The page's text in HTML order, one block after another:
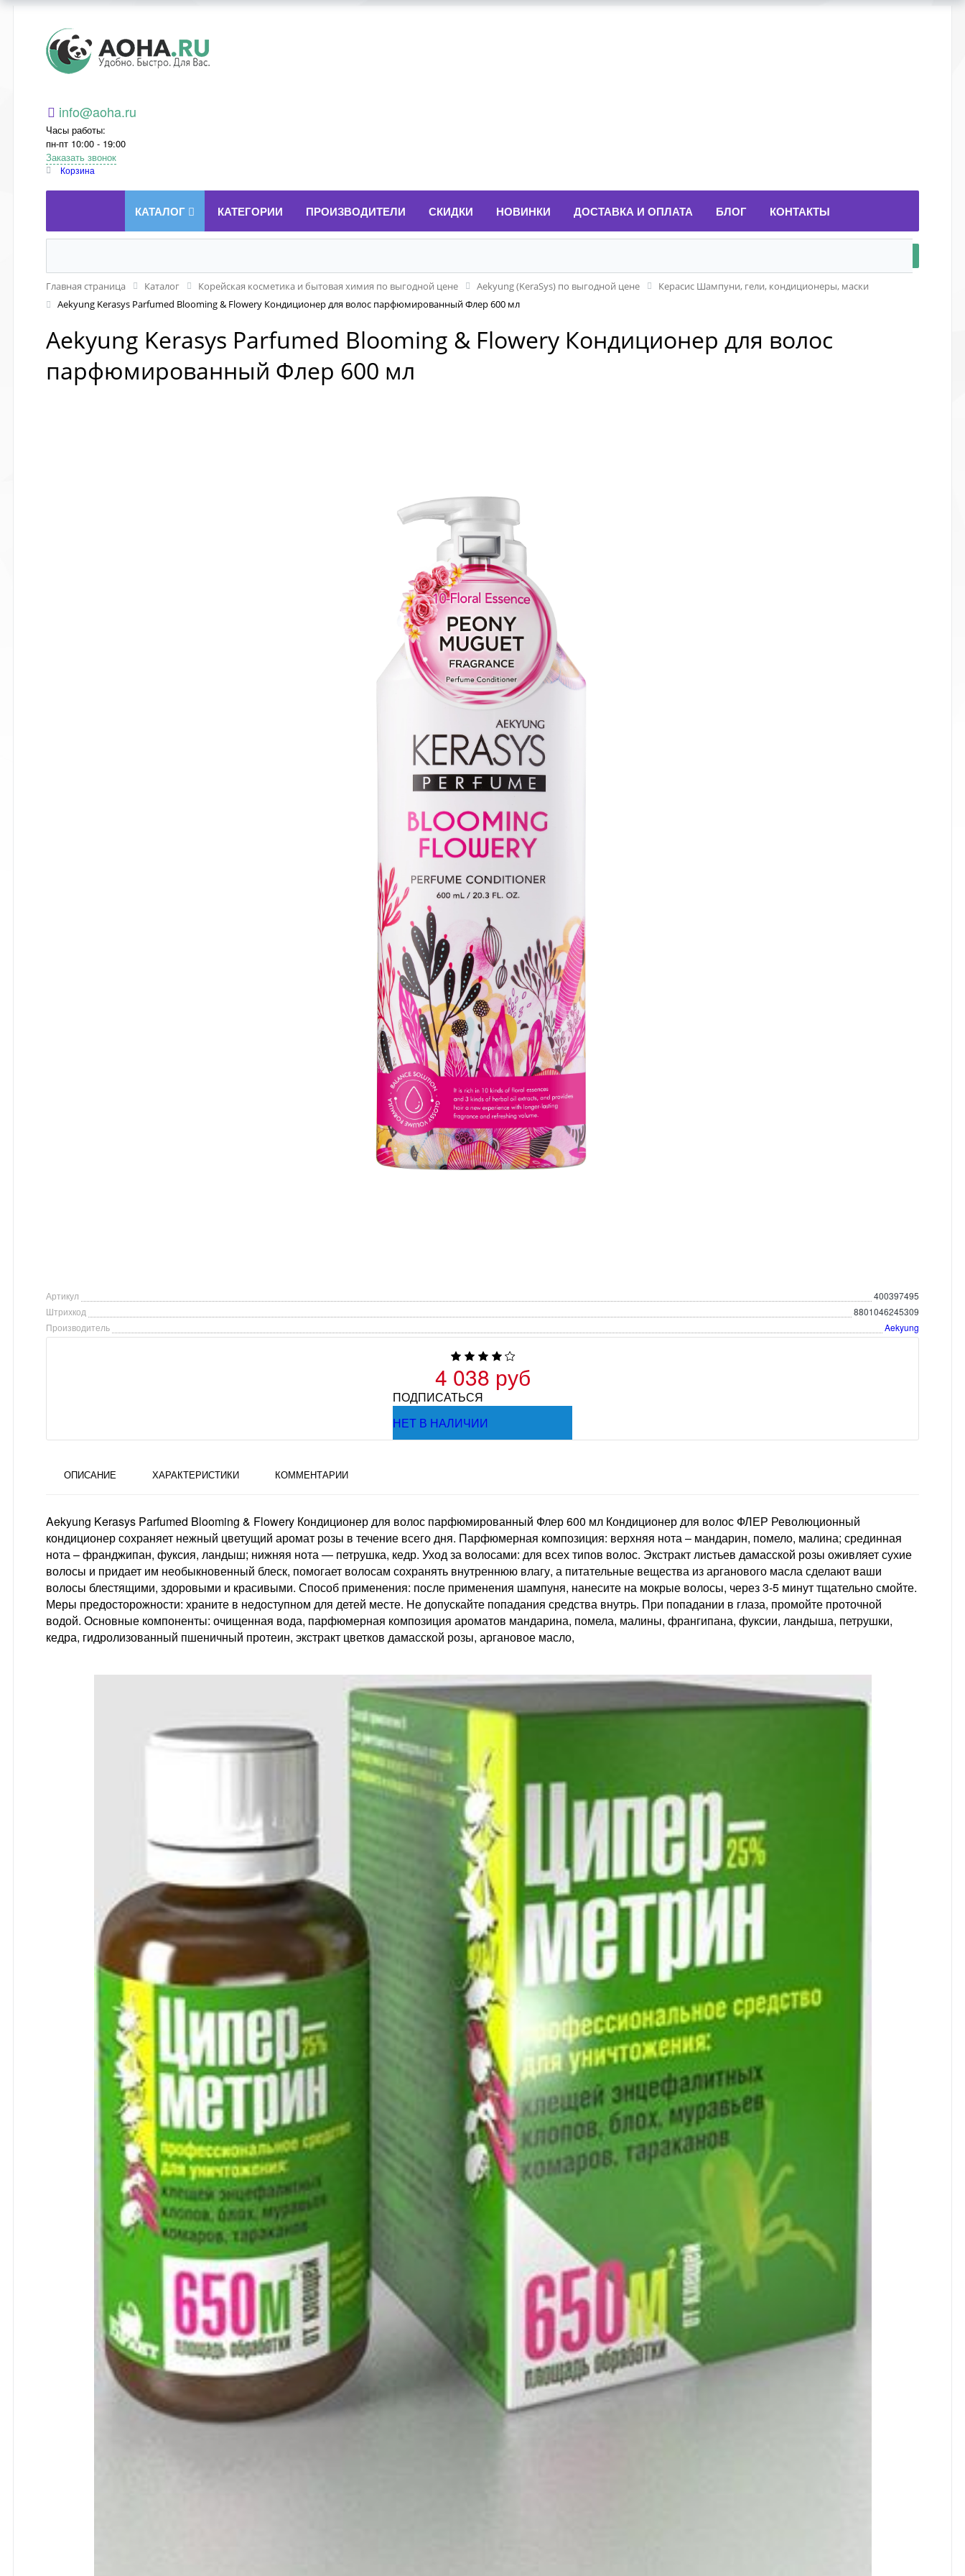
Aoha.ru
info@aoha.ru
Часы работы:
пн-пт 10:00 - 19:00
Заказать звонок
Корзина
КАТАЛОГ КАТЕГОРИИ ПРОИЗВОДИТЕЛИ СКИДКИ НОВИНКИ ДОСТАВКА И ОПЛАТА БЛОГ КОНТАКТЫ
Главная страница Каталог Корейская косметика и бытовая химия по выгодной цене Aekyung (KeraSys) по выгодной цене
Керасис Шампуни, гели, кондиционеры, маски
Aekyung Kerasys Parfumed Blooming & Flowery Кондиционер для волос парфюмированный Флер 600 мл
Aekyung Kerasys Parfumed Blooming & Flowery Кондиционер для волос
парфюмированный Флер 600 мл
Артикул
400397495
Штрихкод
8801046245309
Производитель
Aekyung
4 038 руб
ПОДПИСАТЬСЯ
НЕТ В НАЛИЧИИ
ОПИСАНИЕ ХАРАКТЕРИСТИКИ КОММЕНТАРИИ
Aekyung Kerasys Parfumed Blooming & Flowery Кондиционер для волос парфюмированный Флер 600 мл Кондиционер для волос ФЛЕР Революционный
кондиционер сохраняет нежный цветущий аромат розы в течение всего дня. Парфюмерная композиция: верхняя нота – мандарин, помело, малина; срединная
нота – франджипан, фуксия, ландыш; нижняя нота ― петрушка, кедр. Уход за волосами: для всех типов волос. Экстракт листьев дамасской розы оживляет сухие
волосы и придает им необыкновенный блеск, помогает волосам сохранять внутреннюю влагу, а питательные вещества из арганового масла сделают ваши
волосы блестящими, здоровыми и красивыми. Способ применения: после применения шампуня, нанесите на мокрые волосы, через 3-5 минут тщательно смойте.
Меры предосторожности: храните в недоступном для детей месте. Не допускайте попадания средства внутрь. При попадании в глаза, промойте проточной
водой. Основные компоненты: очищенная вода, парфюмерная композиция ароматов мандарина, помела, малины, франгипана, фуксии, ландыша, петрушки,
кедра, гидролизованный пшеничный протеин, экстракт цветков дамасской розы, аргановое масло,